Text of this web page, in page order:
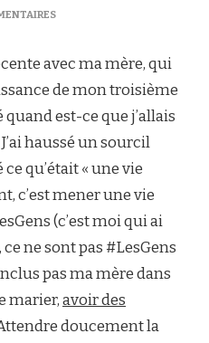
SUR
NORMALE
avec ma mère, qui
de mon troisième
quand est-ce que j’allais
haussé un sourcil
qu’était « une vie
c’est mener une vie
(c’est moi qui ai
ne sont pas #LesGens
pas ma mère dans
marier,avoir des
doucement la